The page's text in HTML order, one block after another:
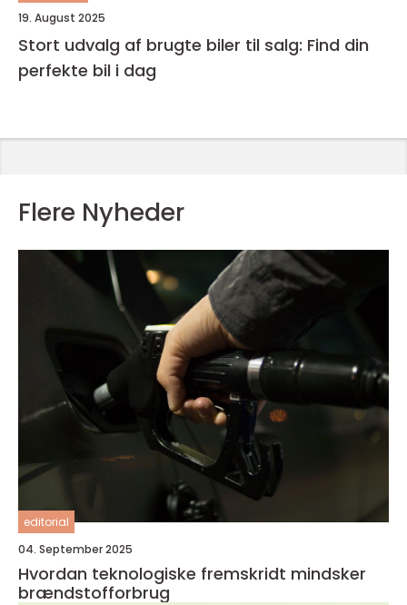
19. August 2025
Stort udvalg af brugte biler til salg: Find din
perfekte bil i dag
Flere Nyheder
editorial
04. September 2025
Hvordan teknologiske fremskridt mindsker
brændstofforbrug